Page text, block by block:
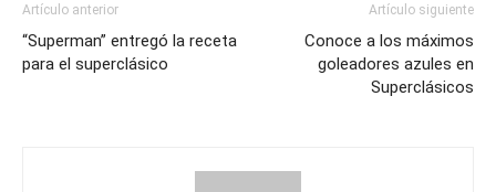
Artículo anterior
“Superman” entregó la receta
para el superclásico
Artículo siguiente
Conoce a los máximos
goleadores azules en
Superclásicos